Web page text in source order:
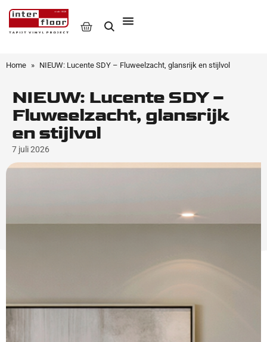
Home » NIEUW: Lucente SDY – Fluweelzacht, glansrijk en stijlvol
NIEUW: Lucente SDY –
Fluweelzacht, glansrijk
en stijlvol
7 juli 2026